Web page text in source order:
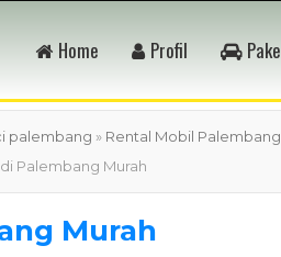
Home Profil
palembang » Rental Mobil Palembang
Palembang Murah
Murah